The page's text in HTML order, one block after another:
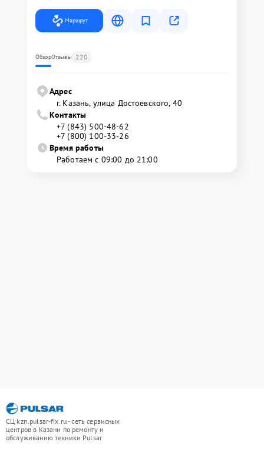
Маршрут
ОбзорОтзывы 220
Адрес
г. Казань, улица Достоевского, 40
Контакты
+7 (843) 500-48-62
+7 (800) 100-33-26
Время работы
Работаем с 09:00 до 21:00
СЦ kzn.pulsar-fix.ru - сеть сервисных
центров в Казани по ремонту и
обслуживанию техники Pulsar